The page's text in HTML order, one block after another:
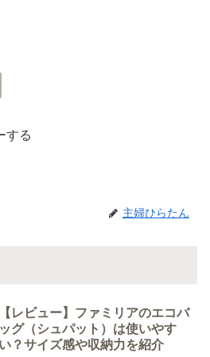
する
主婦ひらたん
【レビュー】ファミリアのエコバ
ッグ（シュパット）は使いやす
い？サイズ感や収納力を紹介